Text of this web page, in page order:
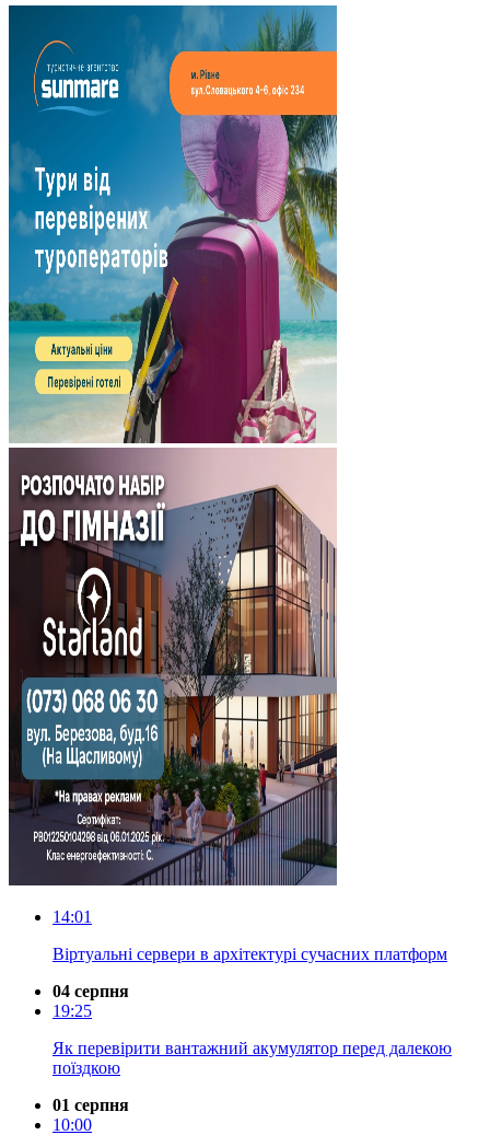
14:01
Віртуальні сервери в архітектурі сучасних платформ
04 серпня
19:25
Як перевірити вантажний акумулятор перед далекою
поїздкою
01 серпня
10:00